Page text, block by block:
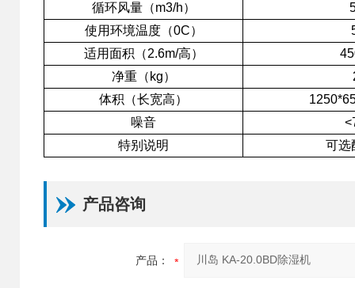
循环风量（m3/h）
使用环境温度（0C）
适用面积（2.6m/高）
净重（kg）
体积（长宽高）
噪音
特别说明
可选
产品咨询
产品：